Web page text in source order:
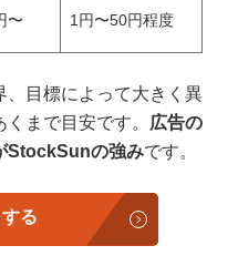
〜 1円〜50円程度
、目標によって大きく異
まで目安です。 広告の
StockSunの強みです。
る